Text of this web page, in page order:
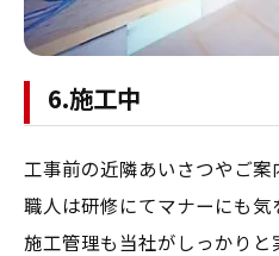
6.施工中
工事前の近隣あいさつやご案
職人は研修にてマナーにも気
施工管理も当社がしっかりと